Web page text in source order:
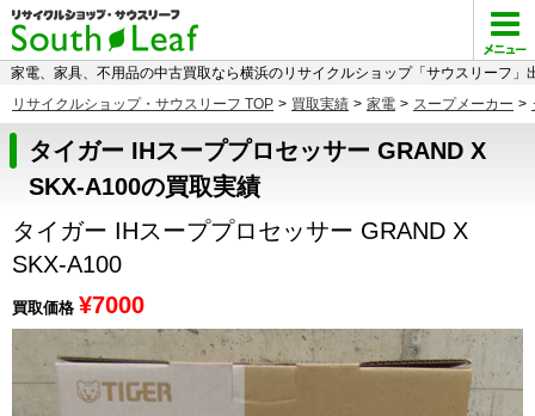
家電、家具、不用品の中古買取なら横浜のリサイクルショップ「サウスリーフ」
リサイクルショップ・サウスリーフ TOP > 買取実績 > 家電 > スープメーカー >
タイガー IHスーププロセッサー GRAND X
SKX-A100の買取実績
タイガー IHスーププロセッサー GRAND X
SKX-A100
買取価格 ¥7000